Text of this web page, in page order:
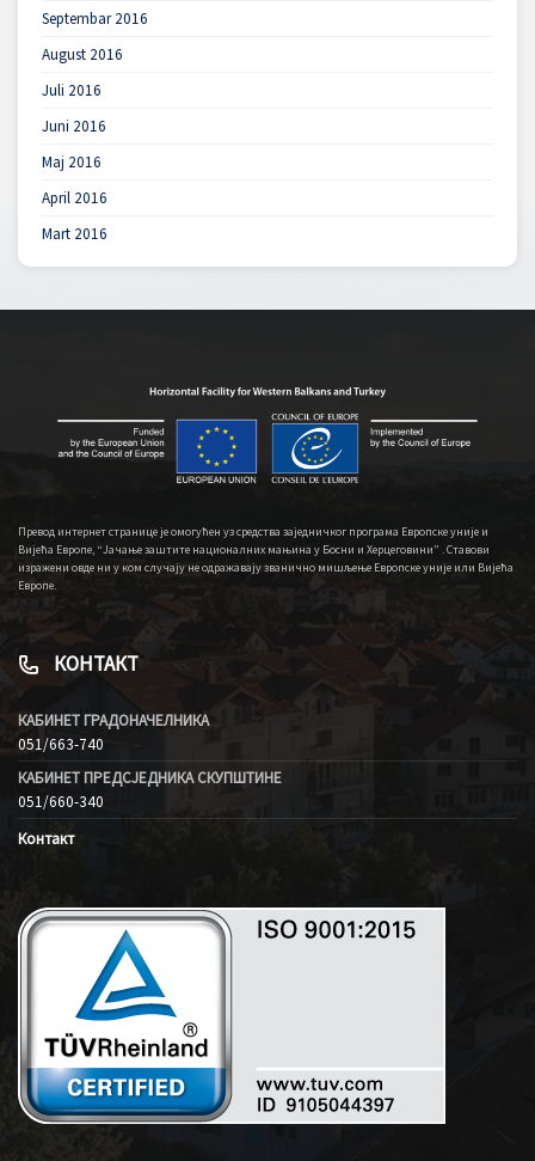
Septembar 2016
August 2016
Juli 2016
Juni 2016
Maj 2016
April 2016
Mart 2016
Превод интернет странице је омогућен уз средства заједничког програма Европске уније и
Вијећа Европе, “Јачање заштите националних мањина у Босни и Херцеговини” . Ставови
изражени овде ни у ком случају не одражавају званично мишљење Европске уније или Вијећа
Европе.
КОНТАКТ
КАБИНЕТ ГРАДОНАЧЕЛНИКА
051/663-740
КАБИНЕТ ПРЕДСЈЕДНИКА СКУПШТИНЕ
051/660-340
Контакт